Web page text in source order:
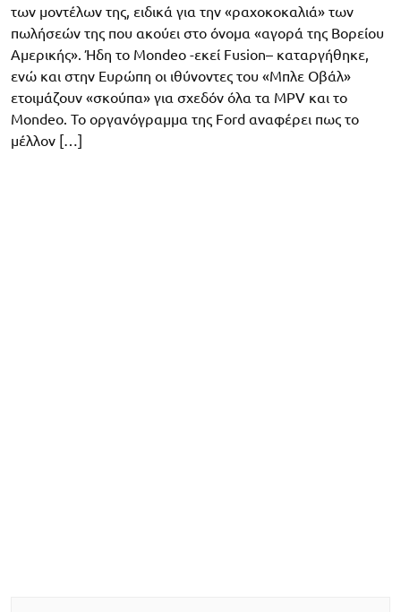
των μοντέλων της, ειδικά για την «ραχοκοκαλιά» των
πωλήσεών της που ακούει στο όνομα «αγορά της Βορείου
Αμερικής». Ήδη το Mondeo -εκεί Fusion– καταργήθηκε,
ενώ και στην Ευρώπη οι ιθύνοντες του «Μπλε Οβάλ»
ετοιμάζουν «σκούπα» για σχεδόν όλα τα MPV και το
Mondeo. Το οργανόγραμμα της Ford αναφέρει πως το
μέλλον […]